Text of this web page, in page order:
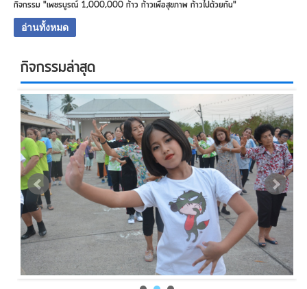
กิจกรรม "เพชรบูรณ์ 1,000,000 ก้าว ก้าวเพื่อสุขภาพ ก้าวไปด้วยกัน"
อ่านทั้งหมด
กิจกรรมล่าสุด